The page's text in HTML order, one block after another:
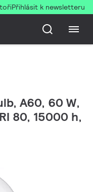
Přihlásit k newsletteru
A60, 60 W,
80, 15000 h,